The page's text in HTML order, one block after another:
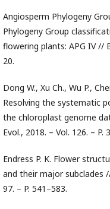
Angiosperm Phylogeny
Phylogeny Group
flowering plants: APG IV //
20.
Dong W., Xu Ch., Wu P.,
Resolving the systematic
the chloroplast genome
Evol., 2018. – Vol. 126. – P.
Endress P. K. Flower
and their major subclades
97. – P. 541–583.